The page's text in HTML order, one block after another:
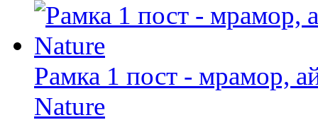
Рамка 1 пост - мрамор,
Nature